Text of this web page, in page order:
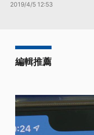
2019/4/5 12:53
編輯推薦